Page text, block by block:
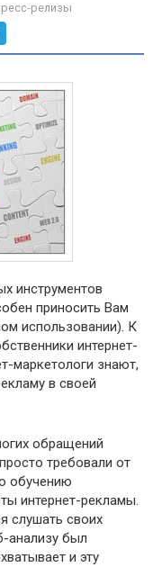
релизы
инструментов
приносить Вам
использовании). К
интернет-
маркетологи знают,
в своей
обращений
требовали от
обучению
интернет-рекламы.
слушать своих
анализу был
и эту